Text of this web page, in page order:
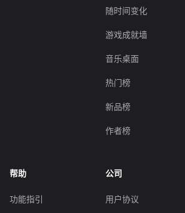
随时间变化
游戏成就墙
音乐桌面
热门榜
新品榜
作者榜
帮助
功能指引
公司
用户协议